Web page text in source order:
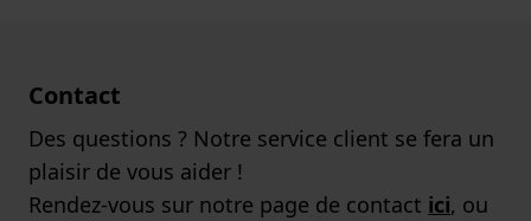
Contact
Des questions ? Notre service client se fera un
plaisir de vous aider !
Rendez-vous sur notre page de contact ici, ou